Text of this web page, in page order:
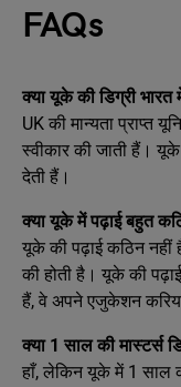
FAQs
क्या यूके की डिग्री भारत
UK की मान्यता प्राप्त
स्वीकार की जाती हैं।
देती हैं।
क्या यूके में पढ़ाई बहुत
यूके की पढ़ाई कठिन नहीं
की होती है। यूके की
हैं, वे अपने एजुकेशन
क्या 1 साल की मास्टर्स
हाँ, लेकिन यूके में 1 साल